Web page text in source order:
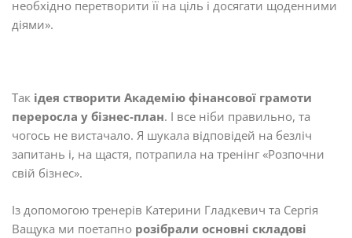
необхідно перетворити її на ціль і досягати щоденними
діями».
Так ідея створити Академію фінансової грамоти
переросла у бізнес-план. І все ніби правильно, та
чогось не вистачало. Я шукала відповідей на безліч
запитань і, на щастя, потрапила на тренінг «Розпочни
свій бізнес».
Із допомогою тренерів Катерини Гладкевич та Сергія
Ващука ми поетапно розібрали основні складові